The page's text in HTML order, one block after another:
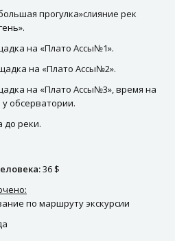
прогулка»слияние рек
на «Плато Ассы№1».
на «Плато Ассы№2».
на «Плато Ассы№3», время на
обсерватории.
до реки.
36 $
по маршруту экскурсии